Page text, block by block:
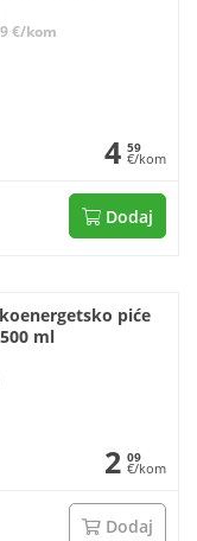
€/kom
4 59
€/kom
Dodaj
piće
ml
2 09
€/kom
Dodaj